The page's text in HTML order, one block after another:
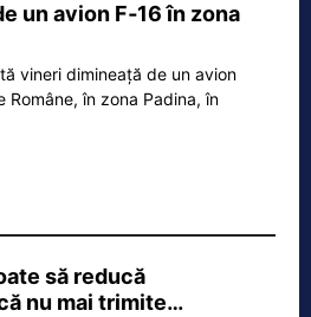
un avion F‑16 în zona
vineri dimineață de un avion
Române, în zona Padina, în
să reducă
nu mai trimite…